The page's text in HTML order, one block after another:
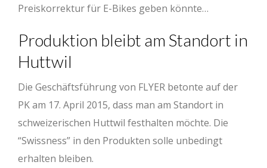
Preiskorrektur für E-Bikes geben könnte…
Produktion bleibt am Standort in
Huttwil
Die Geschäftsführung von FLYER betonte auf der
PK am 17. April 2015, dass man am Standort in
schweizerischen Huttwil festhalten möchte. Die
“Swissness” in den Produkten solle unbedingt
erhalten bleiben.